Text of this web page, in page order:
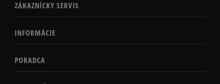
ZÁKAZNÍCKY SERVIS
INFORMÁCIE
PORADCA